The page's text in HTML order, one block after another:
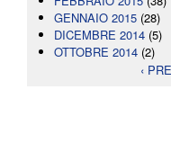
GENNAIO 2015 (28)
DICEMBRE 2014 (5)
OTTOBRE 2014 (2)
‹